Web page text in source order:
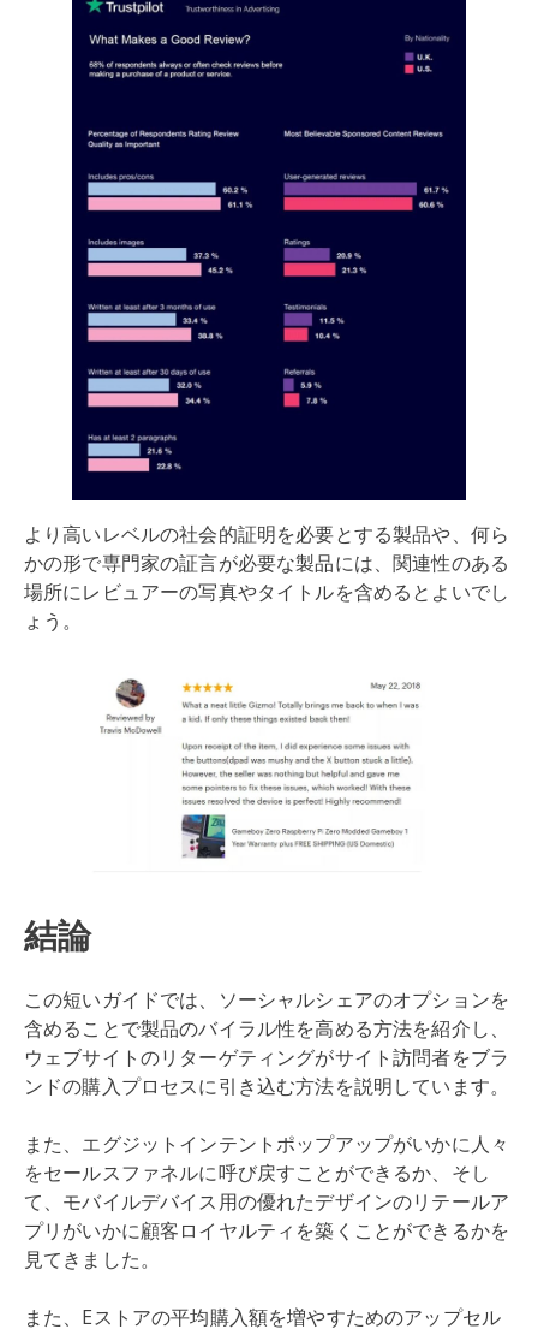
より高いレベルの社会的証明を必要とする製品や、何ら
かの形で専門家の証言が必要な製品には、関連性のある
場所にレビュアーの写真やタイトルを含めるとよいでし
ょう。
結論
この短いガイドでは、ソーシャルシェアのオプションを
含めることで製品のバイラル性を高める方法を紹介し、
ウェブサイトのリターゲティングがサイト訪問者をブラ
ンドの購入プロセスに引き込む方法を説明しています。
また、エグジットインテントポップアップがいかに人々
をセールスファネルに呼び戻すことができるか、そし
て、モバイルデバイス用の優れたデザインのリテールア
プリがいかに顧客ロイヤルティを築くことができるかを
見てきました。
また、Eストアの平均購入額を増やすためのアップセル